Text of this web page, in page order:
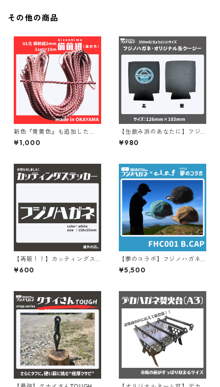
その他の商品
新色『青黄色』も追加した
よ！！【UL化 細引き】2mm
備前紐 1set＝15m（備前色）
¥1,000
【缶飲み派のあなたに】フジ
ノハガネ・オリジナル缶クー
ジー
¥980
【再販！！】カッティングス
テッカー 横幅15cm
¥600
【夢のコラボ】フジノハガネ×
Clef B.CAP FHC001
¥5,500